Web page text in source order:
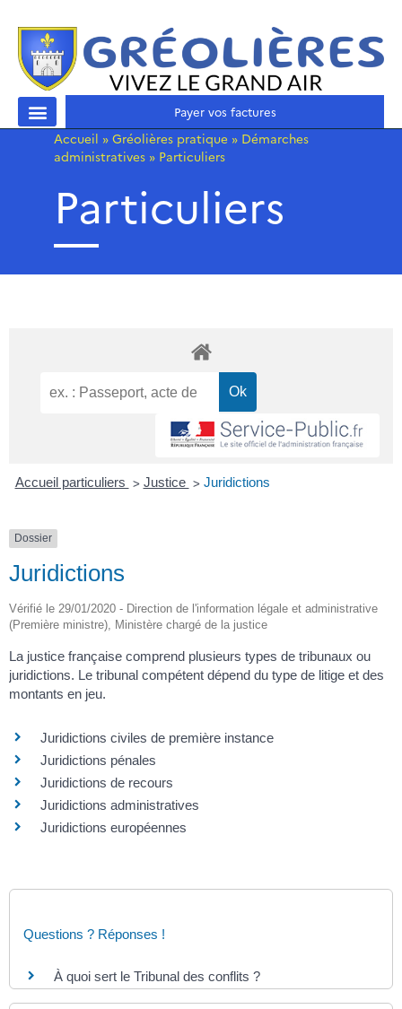
Payer vos factures
Accueil » Gréolières pratique » Démarches
administratives » Particuliers
Particuliers
Accueil particuliers > Justice > Juridictions
Dossier
Juridictions
Vérifié le 29/01/2020 - Direction de l'information légale et administrative
(Première ministre), Ministère chargé de la justice
La justice française comprend plusieurs types de tribunaux ou
juridictions. Le tribunal compétent dépend du type de litige et des
montants en jeu.
Juridictions civiles de première instance
Juridictions pénales
Juridictions de recours
Juridictions administratives
Juridictions européennes
Questions ? Réponses !
À quoi sert le Tribunal des conflits ?